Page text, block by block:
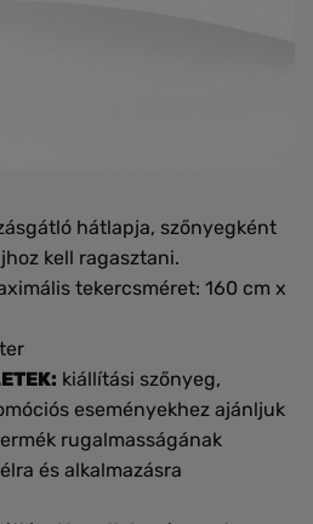
hátlapja, szőnyegként
kell ragasztani.
tekercsméret: 160 cm x
kiállítási szőnyeg,
eseményekhez ajánljuk
rugalmasságának
és alkalmazásra